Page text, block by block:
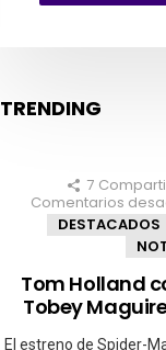
TRENDING
7
Comentarios
DESTACADOS
Tom Holland
Tobey
El estreno de Spider-